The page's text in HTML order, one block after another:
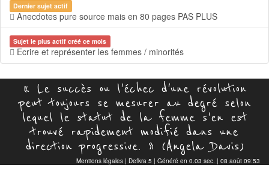
Dernier sujet actif
Anecdotes pure source mais en 80 pages PAS PLUS
Sujet le plus actif créé ce mois
Ecrire et représenter les femmes / minorités
« Le succès ou l'échec d'une révolution
peut toujours se mesurer au degré selon
lequel le statut de la femme s'en est
trouvé rapidement modifié dans une
direction progressive. » (Angela Davis)
Mentions légales | Defkra 5 | Généré en 0.03 sec. | 08 août 09:53